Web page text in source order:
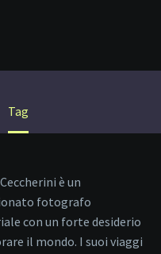
Tag
è un
fotografo
con un forte desiderio
il mondo. I suoi viaggi